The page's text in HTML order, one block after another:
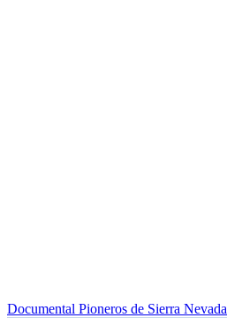
Documental Pioneros de Sierra Nevada